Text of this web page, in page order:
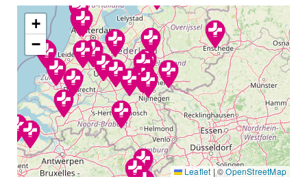
+
−
Leaflet |©OpenStreetMap